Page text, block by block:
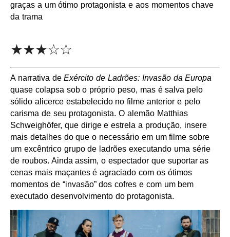
graças a um ótimo protagonista e aos momentos chave
da trama
★★★☆☆
A narrativa deExército de Ladrões: Invasão da Europa
quase colapsa sob o próprio peso, mas é salva pelo
sólido alicerce estabelecido no filme anterior e pelo
carisma de seu protagonista. O alemão Matthias
Schweighöfer, que dirige e estrela a produção, insere
mais detalhes do que o necessário em um filme sobre
um excêntrico grupo de ladrões executando uma série
de roubos. Ainda assim, o espectador que suportar as
cenas mais maçantes é agraciado com os ótimos
momentos de “invasão” dos cofres e com um bem
executado desenvolvimento do protagonista.